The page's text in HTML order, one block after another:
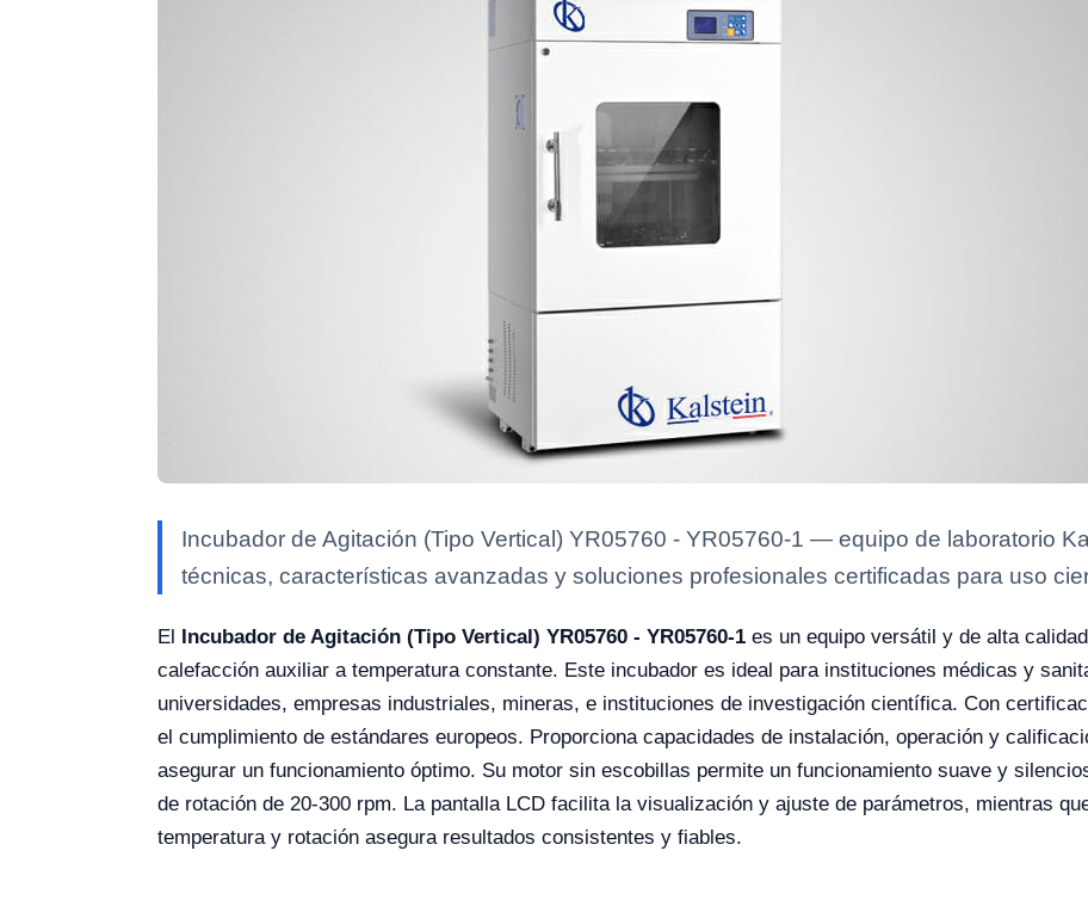
Incubador de Agitación (Tipo Vertical) YR05760 - YR05760-1 — equipo de laboratorio
técnicas, características avanzadas y soluciones profesionales certificadas para uso
El Incubador de Agitación (Tipo Vertical) YR05760 - YR05760-1 es un equipo versátil y de alta
calefacción auxiliar a temperatura constante. Este incubador es ideal para instituciones médicas y
universidades, empresas industriales, mineras, e instituciones de investigación científica. Con
el cumplimiento de estándares europeos. Proporciona capacidades de instalación, operación y
asegurar un funcionamiento óptimo. Su motor sin escobillas permite un funcionamiento suave y
de rotación de 20-300 rpm. La pantalla LCD facilita la visualización y ajuste de parámetros, mientras
temperatura y rotación asegura resultados consistentes y fiables.